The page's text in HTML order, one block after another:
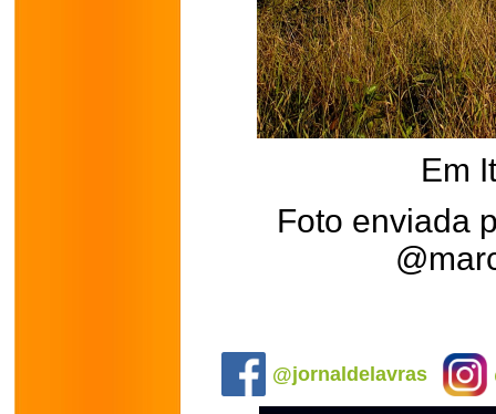
Em
Foto enviada
@jornaldelavras